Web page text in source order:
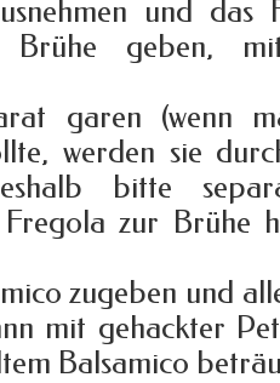
und das
geben,
garen (wenn
werden sie
bitte
Fregola zur Brühe
zugeben und
mit gehackter
Balsamico